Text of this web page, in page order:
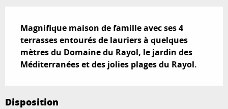
Magnifique maison de famille avec ses 4
terrasses entourés de lauriers à quelques
mètres du Domaine du Rayol, le jardin des
Méditerranées et des jolies plages du Rayol.
Disposition